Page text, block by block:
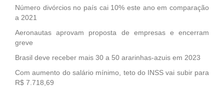
Número divórcios no país cai 10% este ano em comparação
a 2021
Aeronautas aprovam proposta de empresas e encerram
greve
Brasil deve receber mais 30 a 50 ararinhas-azuis em 2023
Com aumento do salário mínimo, teto do INSS vai subir para
R$ 7.718,69